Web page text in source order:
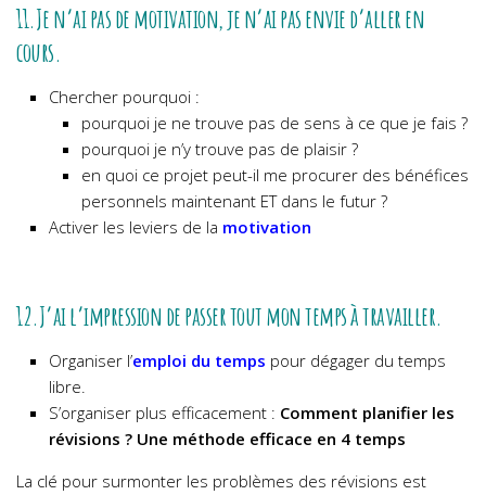
11.Je n’ai pas de motivation, je n’ai pas envie d’aller en
cours.
Chercher pourquoi :
pourquoi je ne trouve pas de sens à ce que je fais ?
pourquoi je n’y trouve pas de plaisir ?
en quoi ce projet peut-il me procurer des bénéfices
personnels maintenant ET dans le futur ?
Activer les leviers de la motivation
12.J’ai l’impression de passer tout mon temps à travailler.
Organiser l’emploi du temps pour dégager du temps
libre.
S’organiser plus efficacement : Comment planifier les
révisions ? Une méthode efficace en 4 temps
La clé pour surmonter les problèmes des révisions est